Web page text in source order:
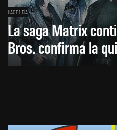
HACE 1 DÍA
La saga Matrix
Bros. confirma la